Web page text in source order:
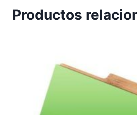
Productos